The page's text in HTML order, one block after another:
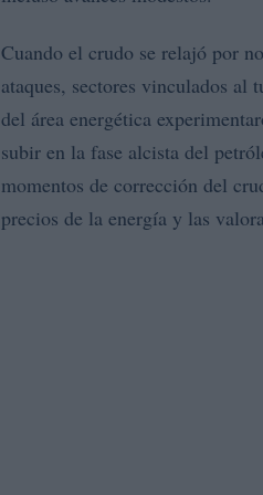
Cuando el crudo se relajó por
ataques, sectores vinculados
del área energética
subir en la fase alcista del
momentos de corrección del
precios de la energía y las